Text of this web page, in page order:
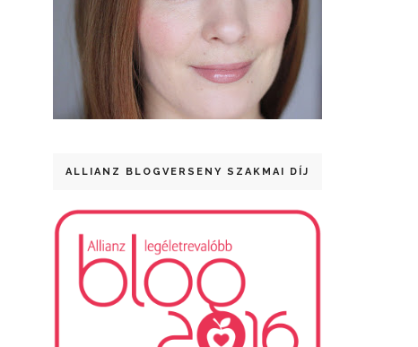
ALLIANZ BLOGVERSENY SZAKMAI DÍJ